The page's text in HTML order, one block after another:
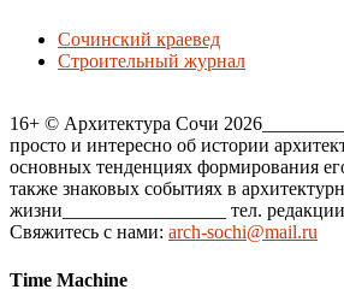
Сочинский краевед
Строительный журнал
16+ © Архитектура Сочи
просто и интересно об истории
основных тенденциях формирования
также знаковых событиях в
жизни_________________ тел.
Свяжитесь с нами: arch-sochi@mail.ru
Time Machine